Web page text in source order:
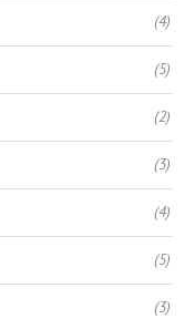
(4)
(5)
(2)
(3)
(4)
(5)
(3)